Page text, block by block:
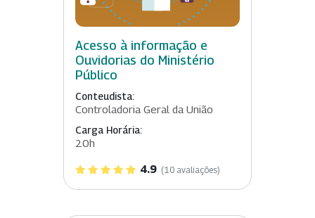
Acesso à informação e
Ouvidorias do Ministério
Público
Conteudista:
Controladoria Geral da União
Carga Horária:
20h
4.9 (10 avaliações)